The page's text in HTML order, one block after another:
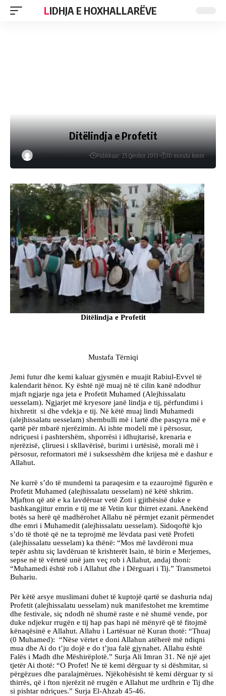
LIDHJA E HOXHALLARËVE
Ditëlindja e Profetit
Lidhja e Hoxhallarëve Publikuar: 25 Qershor 2013 10 minuta lexim
Ditëlindja e Profetit
Mustafa Tërniqi
Jemi futur dhe kemi kaluar gjysmën e muajit Rabiul-Evvel të
kalendarit hënor. Ky është një muaj në të cilin kanë ndodhur
mjaft ngjarje nga jeta e Profetit Muhamed (Alejhissalatu
uesselam). Ngjarjet më kryesore janë lindja e tij, përfundimi i
hixhretit si dhe vdekja e tij. Në këtë muaj lindi Muhamedi
(alejhissalatu uesselam) shembulli më i lartë dhe pasqyra më e
qartë për mbarë njerëzimin. Ai ishte modeli më i përsosur,
ndriçuesi i pashtershëm, shporrësi i idhujtarisë, krenaria e
njerëzisë, çliruesi i skllavërisë, burimi i urtësisë, morali më i
përsosur, reformatori më i suksesshëm dhe krijesa më e dashur e
Allahut.
Ne kurrë s’do të mundemi ta paraqesim e ta ezaurojmë figurën e
Profetit Muhamed (alejhissalatu uesselam) në këtë shkrim.
Mjafton që atë e ka lavdëruar vetë Zoti i gjithësisë duke e
bashkangjitur emrin e tij me të Vetin kur thirret ezani. Anekënd
botës sa herë që madhërohet Allahu në përmjet ezanit përmendet
dhe emri i Muhamedit (alejhissalatu uesselam). Sidoqoftë kjo
s’do të thotë që ne ta teprojmë me lëvdata pasi vetë Profeti
(alejhissalatu uesselam) ka thënë: “Mos më lavdëroni mua
tepër ashtu siç lavdëruan të krishterët Isain, të birin e Merjemes,
sepse në të vërtetë unë jam veç rob i Allahut, andaj thoni:
“Muhamedi është rob i Allahut dhe i Dërguari i Tij.” Transmetoi
Buhariu.
Për këtë arsye muslimani duhet të kuptojë qartë se dashuria ndaj
Profetit (alejhissalatu uesselam) nuk manifestohet me kremtime
dhe festivale, siç ndodh në shumë raste e në shumë vende, por
duke ndjekur rrugën e tij hap pas hapi në mënyrë që të fitojmë
kënaqësinë e Allahut. Allahu i Lartësuar në Kuran thotë: “Thuaj
(0 Muhamed): “Nëse vërtet e doni Allahun atëherë më ndiqni
mua dhe Ai do t’ju dojë e do t’jua falë gjynahet. Allahu është
Falës i Madh dhe Mëshirëplotë.” Surja Ali Imran 31. Në një ajet
tjetër Ai thotë: “O Profet! Ne të kemi dërguar ty si dëshmitar, si
përgëzues dhe paralajmërues. Njëkohësisht të kemi dërguar ty si
thirrës, që i fton njerëzit në rrugën e Allahut me urdhrin e Tij dhe
si pishtar ndriçues.” Surja El-Ahzab 45-46.